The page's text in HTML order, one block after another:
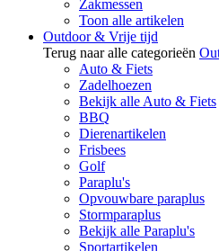
Zakmessen
Toon alle artikelen
Outdoor & Vrije tijd
Terug naar alle categorieën
Auto & Fiets
Zadelhoezen
Bekijk alle Auto & Fiets
BBQ
Dierenartikelen
Frisbees
Golf
Paraplu's
Opvouwbare paraplus
Stormparaplus
Bekijk alle Paraplu's
Sportartikelen